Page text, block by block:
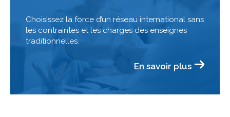
Choisissez la force d’un réseau international sans
les contraintes et les charges des enseignes
traditionnelles.
En savoir plus